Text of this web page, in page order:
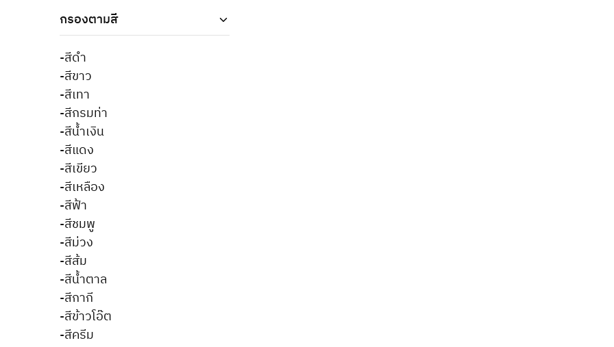
กรองตามสี
-สีดำ
-สีขาว
-สีเทา
-สีกรมท่า
-สีน้ำเงิน
-สีแดง
-สีเขียว
-สีเหลือง
-สีฟ้า
-สีชมพู
-สีม่วง
-สีส้ม
-สีน้ำตาล
-สีกากี
-สีข้าวโอ๊ต
-สีครีม